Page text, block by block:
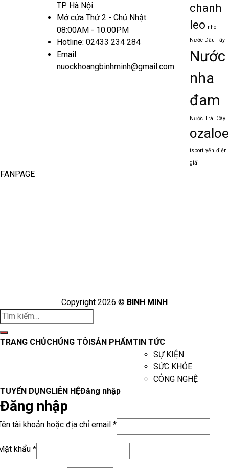
TP. Hà Nội.
Mở cửa Thứ 2 - Chủ Nhật:
08:00AM - 10.00PM
Hotline: 02433 234 284
Email:
nuockhoangbinhminh@gmail.com
chanh
leo nho
Nước Dâu Tây
Nước
nha
đam
Nước Trái Cây
ozaloe
tsport yến điện
giải
FANPAGE
Copyright 2026 © BINH MINH
Tìm
kiếm:
TRANG CHỦCHÚNG TÔISẢN PHẨMTIN TỨC
SỰ KIỆN
SỨC KHỎE
CÔNG NGHỆ
TUYỂN DỤNGLIÊN HỆĐăng nhập
Đăng nhập
tài khoản hoặc địa chỉ email *
khẩu *